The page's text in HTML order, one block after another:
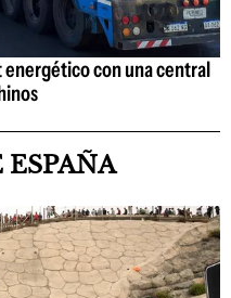
energético con una central